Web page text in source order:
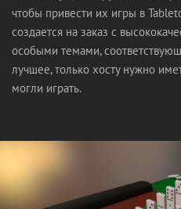
чтобы привести их игры в
создается на заказ с
особыми темами,
лучшее, только хосту нужно
могли играть.